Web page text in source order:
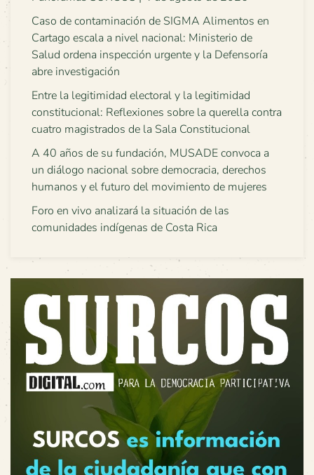
Caso de contaminación de SIGMA Alimentos en
Cartago escala a nivel nacional: Ministerio de
Salud ordena inspección urgente y la Defensoría
abre investigación
Entre la legitimidad electoral y la legitimidad
constitucional: Reflexiones sobre la querella contra
cuatro magistrados de la Sala Constitucional
A 40 años de su fundación, MUSADE convoca a
un diálogo nacional sobre democracia, derechos
humanos y el futuro del movimiento de mujeres
Foro en vivo analizará la situación de las
comunidades indígenas de Costa Rica